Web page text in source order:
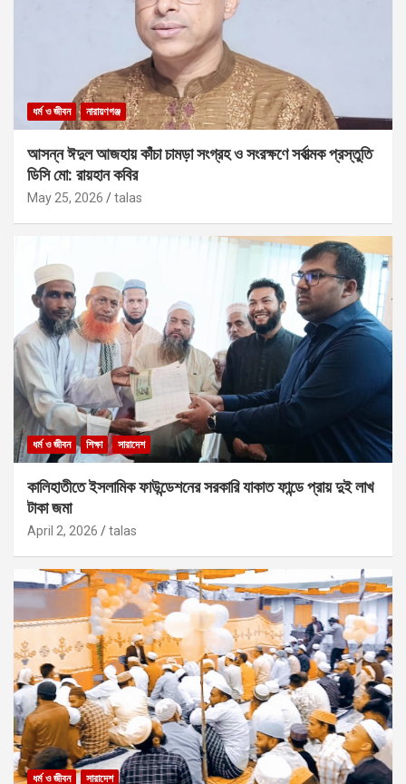
ধর্ম ও জীবন নারায়ণগঞ্জ
আসন্ন ঈদুল আজহায় কাঁচা চামড়া সংগ্রহ ও সংরক্ষণে সর্বাত্মক প্রস্তুতি
ডিসি মো: রায়হান কবির
May 25, 2026 talas
ধর্ম ও জীবন শিক্ষা সারাদেশ
কালিহাতীতে ইসলামিক ফাউন্ডেশনের সরকারি যাকাত ফান্ডে প্রায় দুই লাখ
টাকা জমা
April 2, 2026 talas
ধর্ম ও জীবন সারাদেশ